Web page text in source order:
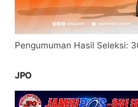
Pengumuman Hasil Seleksi:
JPO